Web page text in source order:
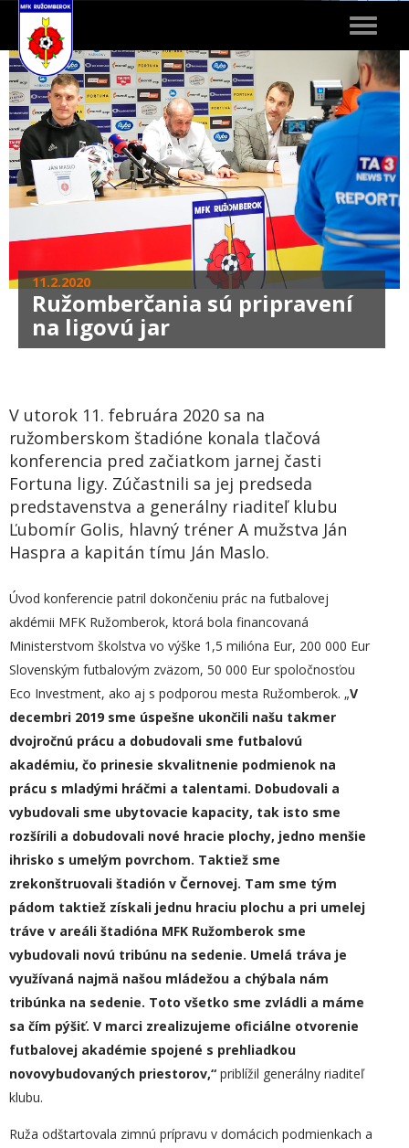
Toggle
11.2.2020
Ružomberčania sú pripravení
na ligovú jar
V utorok 11. februára 2020 sa na
ružomberskom štadióne konala tlačová
konferencia pred začiatkom jarnej časti
Fortuna ligy. Zúčastnili sa jej predseda
predstavenstva a generálny riaditeľ klubu
Ľubomír Golis, hlavný tréner A mužstva Ján
Haspra a kapitán tímu Ján Maslo.
Úvod konferencie patril dokončeniu prác na futbalovej
akdémii MFK Ružomberok, ktorá bola financovaná
Ministerstvom školstva vo výške 1,5 milióna Eur, 200 000 Eur
Slovenským futbalovým zväzom, 50 000 Eur spoločnosťou
Eco Investment, ako aj s podporou mesta Ružomberok. „V
decembri 2019 sme úspešne ukončili našu takmer
dvojročnú prácu a dobudovali sme futbalovú
akadémiu, čo prinesie skvalitnenie podmienok na
prácu s mladými hráčmi a talentami. Dobudovali a
vybudovali sme ubytovacie kapacity, tak isto sme
rozšírili a dobudovali nové hracie plochy, jedno menšie
ihrisko s umelým povrchom. Taktiež sme
zrekonštruovali štadión v Černovej. Tam sme tým
pádom taktiež získali jednu hraciu plochu a pri umelej
tráve v areáli štadióna MFK Ružomberok sme
vybudovali novú tribúnu na sedenie. Umelá tráva je
využívaná najmä našou mládežou a chýbala nám
tribúnka na sedenie. Toto všetko sme zvládli a máme
sa čím pýšiť. V marci zrealizujeme oficiálne otvorenie
futbalovej akadémie spojené s prehliadkou
novovybudovaných priestorov,“ priblížil generálny riaditeľ
klubu.
Ruža odštartovala zimnú prípravu v domácich podmienkach a